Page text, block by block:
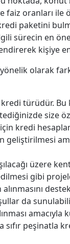
oranları ile
paketini
sürecin en
kişiye
olarak
türüdür. Bu
size
kredi
geliştirilmesi
üzere
gibi
da
peşinatla